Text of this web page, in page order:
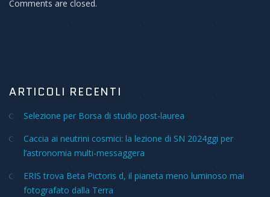
Comments are closed.
ARTICOLI RECENTI
Selezione per Borsa di studio post-laurea
Caccia ai neutrini cosmici: la lezione di SN 2024ggi per
l’astronomia multi-messaggera
ERIS trova Beta Pictoris d, il pianeta meno luminoso mai
fotografato dalla Terra